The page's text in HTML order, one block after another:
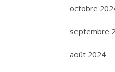
octobre
septembre
août 2024